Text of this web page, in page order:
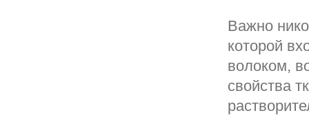
Важно
которой
волоком,
свойства